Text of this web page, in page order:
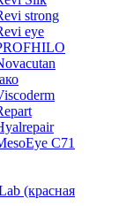
strong
eye
C71
(красная